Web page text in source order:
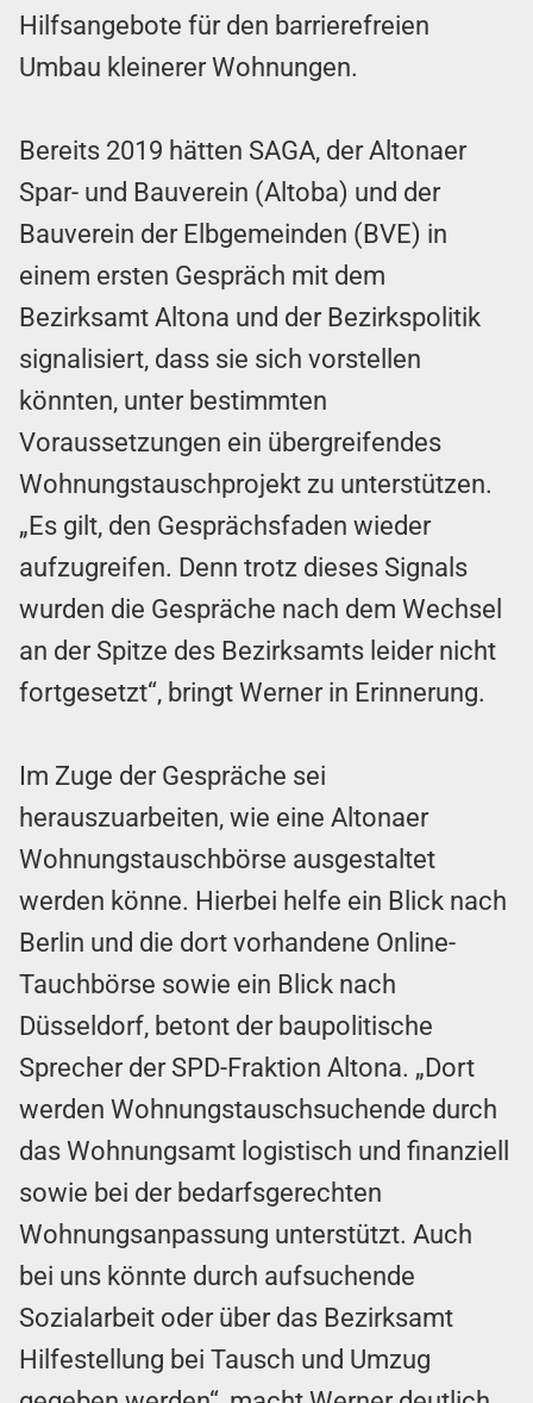
Hilfsangebote für den barrierefreien
Umbau kleinerer Wohnungen.
Bereits 2019 hätten SAGA, der Altonaer
Spar- und Bauverein (Altoba) und der
Bauverein der Elbgemeinden (BVE) in
einem ersten Gespräch mit dem
Bezirksamt Altona und der Bezirkspolitik
signalisiert, dass sie sich vorstellen
könnten, unter bestimmten
Voraussetzungen ein übergreifendes
Wohnungstauschprojekt zu unterstützen.
„Es gilt, den Gesprächsfaden wieder
aufzugreifen. Denn trotz dieses Signals
wurden die Gespräche nach dem Wechsel
an der Spitze des Bezirksamts leider nicht
fortgesetzt“, bringt Werner in Erinnerung.
Im Zuge der Gespräche sei
herauszuarbeiten, wie eine Altonaer
Wohnungstauschbörse ausgestaltet
werden könne. Hierbei helfe ein Blick nach
Berlin und die dort vorhandene Online-
Tauchbörse sowie ein Blick nach
Düsseldorf, betont der baupolitische
Sprecher der SPD-Fraktion Altona. „Dort
werden Wohnungstauschsuchende durch
das Wohnungsamt logistisch und finanziell
sowie bei der bedarfsgerechten
Wohnungsanpassung unterstützt. Auch
bei uns könnte durch aufsuchende
Sozialarbeit oder über das Bezirksamt
Hilfestellung bei Tausch und Umzug